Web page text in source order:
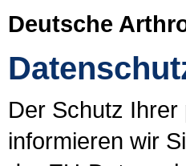
Deutsche
Der Schutz
informieren wir